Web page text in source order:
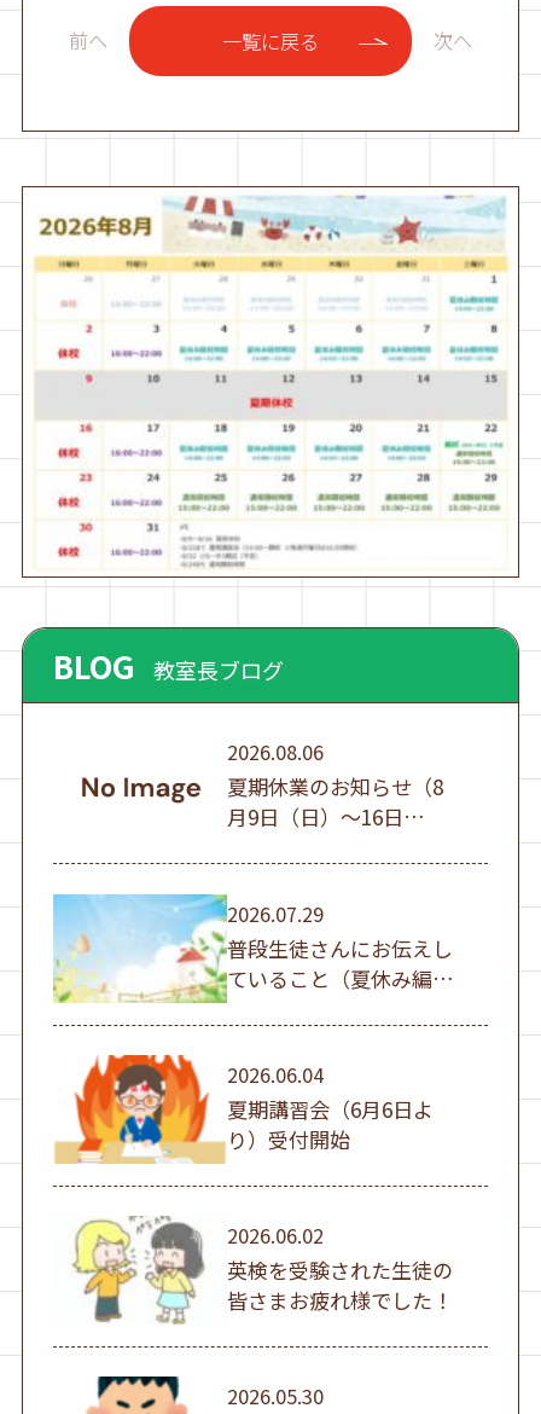
前へ 一覧に戻る 次へ
BLOG 教室長ブログ
2026.08.06
夏期休業のお知らせ（8
月9日（日）～16日
2026.07.29
普段生徒さんにお伝えし
ていること（夏休み編
①）
2026.06.04
夏期講習会（6月6日よ
り）受付開始
2026.06.02
英検を受験された生徒の
皆さまお疲れ様でした！
2026.05.30